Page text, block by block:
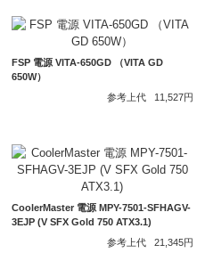
FSP 電源 VITA-650GD （VITA GD
650W）
参考上代
11,527円
CoolerMaster 電源 MPY-7501-SFHAGV-
3EJP (V SFX Gold 750 ATX3.1)
参考上代
21,345円